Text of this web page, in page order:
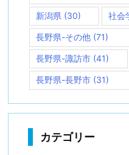
新潟県 (30) 社会
長野県-その他 (71)
長野県-諏訪市 (41)
長野県-長野市 (31)
カテゴリー